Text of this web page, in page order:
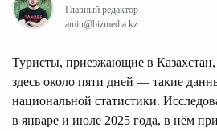
Главный редактор
amin@bizmedia.kz
Туристы, приезжающие в
здесь около пяти дней — такие
национальной статистики.
в январе и июле 2025 года, в нём